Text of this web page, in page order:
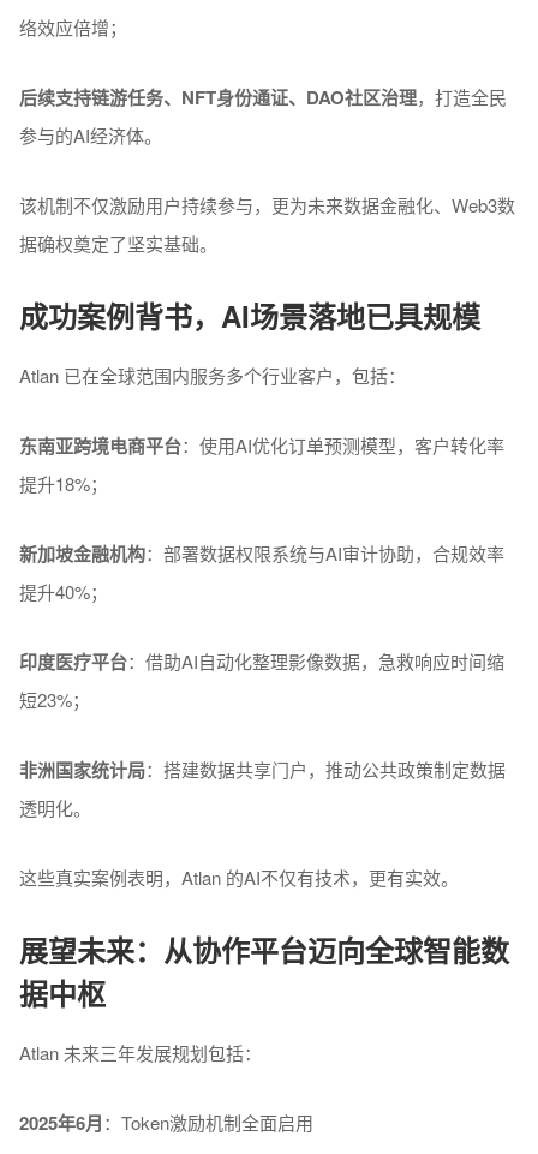
络效应倍增；
后续支持链游任务、NFT身份通证、DAO社区治理，打造全民
参与的AI经济体。
该机制不仅激励用户持续参与，更为未来数据金融化、Web3数
据确权奠定了坚实基础。
成功案例背书，AI场景落地已具规模
Atlan 已在全球范围内服务多个行业客户，包括：
东南亚跨境电商平台：使用AI优化订单预测模型，客户转化率
提升18%；
新加坡金融机构：部署数据权限系统与AI审计协助，合规效率
提升40%；
印度医疗平台：借助AI自动化整理影像数据，急救响应时间缩
短23%；
非洲国家统计局：搭建数据共享门户，推动公共政策制定数据
透明化。
这些真实案例表明，Atlan 的AI不仅有技术，更有实效。
展望未来：从协作平台迈向全球智能数
据中枢
Atlan 未来三年发展规划包括：
2025年6月：Token激励机制全面启用